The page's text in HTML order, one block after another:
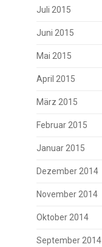
Juli 2015
Juni 2015
Mai 2015
April 2015
März 2015
Februar 2015
Januar 2015
Dezember 2014
November 2014
Oktober 2014
September 2014